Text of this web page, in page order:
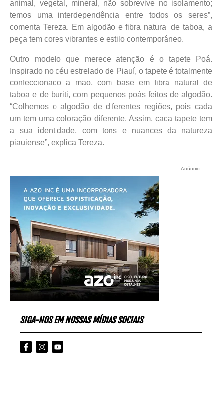
animal, vegetal, mineral, não sobrevive no isolamento;
temos uma interdependência entre todos os seres”,
comenta Tereza. Em algodão e fibra natural de taboa, a
peça tem cores vibrantes e estilo contemporâneo.
Outro modelo que merece atenção é o tapete Poá.
Inspirado no céu estrelado de Piauí, o tapete é totalmente
confeccionado a mão, com base em fibra natural de
taboa e de buriti, com pequenos poás feitos de algodão.
“Colhemos o algodão de diferentes regiões, pois cada
um tem uma coloração diferente. Assim, cada tapete tem
a sua identidade, com tons e nuances da natureza
piauiense”, explica Tereza.
Anúncio
SIGA-NOS EM NOSSAS MÍDIAS SOCIAIS